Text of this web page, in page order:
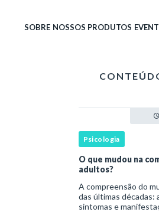
SOBRE NOSSOS PRODUTOS
Psicologia
O que mudou na
adultos?
A compreensão do mudou significativamente ao longo
das últimas décadas:
sintomas e